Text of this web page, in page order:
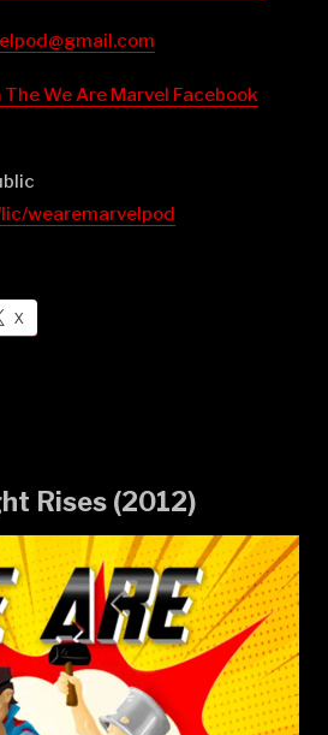
The We Are Marvel Facebook
wearemarvelpod⁠
X
Rises (2012)